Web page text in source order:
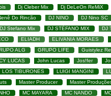
Dj Cleber Mix
Dj DeLeOn ReMiX
Do Rincão DJ NINO
DJ Nino SC
DJ Stefano Mix DJ STÉFANO MIX
DJ
ELIADH
ELIVANIA MORAES
ALG GRUPO LIFE
Guistylez
LUCAS John Lucas Jos!fer
LOS TIBURONES LUIGI MANGINI
Master Producer
Master
MC MAYARA MC NANDO